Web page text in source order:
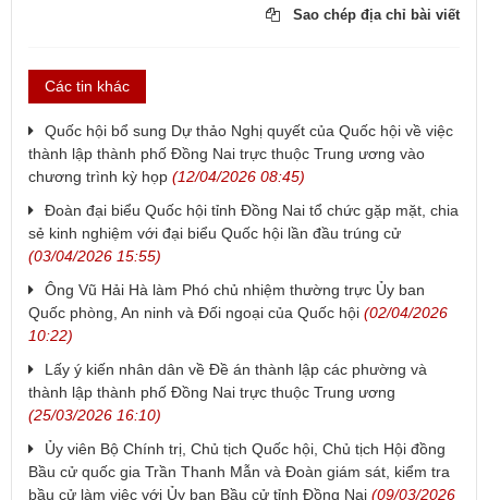
Sao chép địa chỉ bài viết
Các tin khác
Quốc hội bổ sung Dự thảo Nghị quyết của Quốc hội về việc
thành lập thành phố Đồng Nai trực thuộc Trung ương vào
chương trình kỳ họp (12/04/2026 08:45)
Đoàn đại biểu Quốc hội tỉnh Đồng Nai tổ chức gặp mặt, chia
sẻ kinh nghiệm với đại biểu Quốc hội lần đầu trúng cử
(03/04/2026 15:55)
Ông Vũ Hải Hà làm Phó chủ nhiệm thường trực Ủy ban
Quốc phòng, An ninh và Đối ngoại của Quốc hội (02/04/2026
10:22)
Lấy ý kiến nhân dân về Đề án thành lập các phường và
thành lập thành phố Đồng Nai trực thuộc Trung ương
(25/03/2026 16:10)
Ủy viên Bộ Chính trị, Chủ tịch Quốc hội, Chủ tịch Hội đồng
Bầu cử quốc gia Trần Thanh Mẫn và Đoàn giám sát, kiểm tra
bầu cử làm việc với Ủy ban Bầu cử tỉnh Đồng Nai (09/03/2026